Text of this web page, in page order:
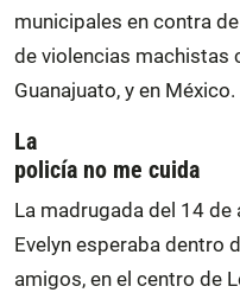
municipales en contra
de violencias machistas
Guanajuato, y en México.
La
policía no me cuida
La madrugada del 14 de
Evelyn esperaba dentro
amigos, en el centro de